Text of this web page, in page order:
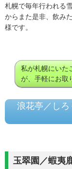
札幌で毎年行われる
からまた是非、飲み
様です。
私が札幌にいた
が、手軽にお取
浪花亭／し
玉翠園／蝦夷